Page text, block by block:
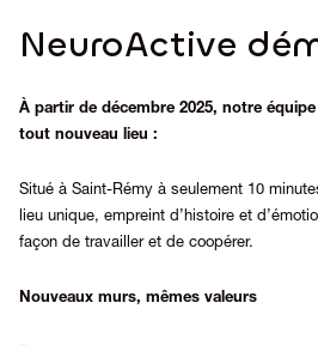
NeuroActive
À partir de décembre 2025, notre
tout nouveau lieu :
Situé à Saint-Rémy à seulement 10
lieu unique, empreint d’histoire et
façon de travailler et de coopérer.
Nouveaux murs, mêmes valeurs